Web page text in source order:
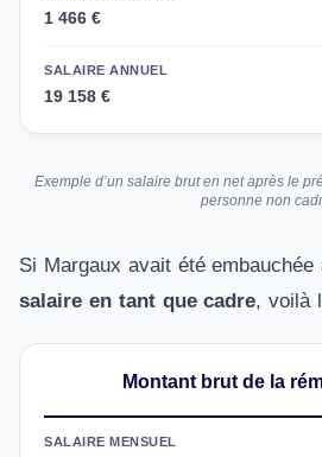
1 466 €
SALAIRE ANNUEL
19 158 €
Exemple d’un salaire brut en net après le
personne non
Si Margaux avait été embauchée
salaire en tant que cadre, voilà
Montant brut de la
SALAIRE MENSUEL